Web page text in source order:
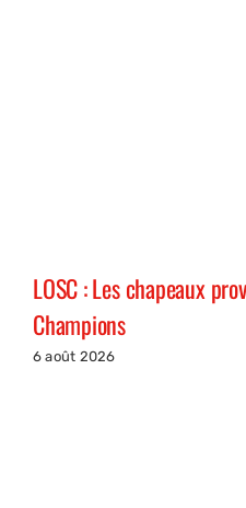
LOSC : Les chapeaux
Champions
6 août 2026